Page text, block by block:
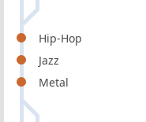
Hip-Hop
Jazz
Metal